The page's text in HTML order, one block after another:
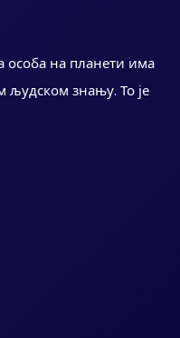
особа на планети има
људском знању. То је